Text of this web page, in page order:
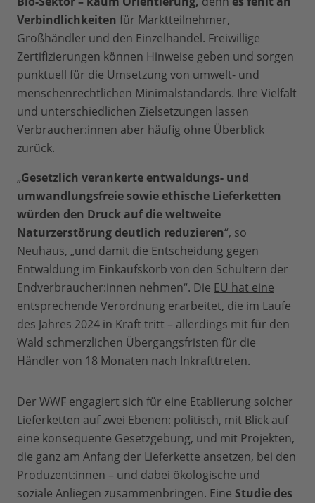
Verbindlichkeiten für Marktteilnehmer,
Großhändler und den Einzelhandel. Freiwillige
Zertifizierungen können Hinweise geben und sorgen
punktuell für die Umsetzung von umwelt- und
menschenrechtlichen Minimalstandards. Ihre Vielfalt
und unterschiedlichen Zielsetzungen lassen
Verbraucher:innen aber häufig ohne Überblick
zurück.
„Gesetzlich verankerte entwaldungs- und
umwandlungsfreie sowie ethische Lieferketten
würden den Druck auf die weltweite
Naturzerstörung deutlich reduzieren“, so
Neuhaus, „und damit die Entscheidung gegen
Entwaldung im Einkaufskorb von den Schultern der
Endverbraucher:innen nehmen“. Die EU hat eine
entsprechende Verordnung erarbeitet, die im Laufe
des Jahres 2024 in Kraft tritt – allerdings mit für den
Wald schmerzlichen Übergangsfristen für die
Händler von 18 Monaten nach Inkrafttreten.
Der WWF engagiert sich für eine Etablierung solcher
Lieferketten auf zwei Ebenen: politisch, mit Blick auf
eine konsequente Gesetzgebung, und mit Projekten,
die ganz am Anfang der Lieferkette ansetzen, bei den
Produzent:innen – und dabei ökologische und
soziale Anliegen zusammenbringen. Eine Studie des